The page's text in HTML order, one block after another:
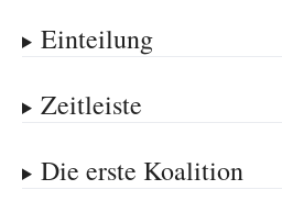
Einteilung
Zeitleiste
Die erste Koalition